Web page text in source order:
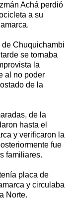
Achá perdió
a su
Chuquichambi
se tornaba
la
al no poder
de la
de la
hasta el
y verificaron la
fue
familiares.
placa de
y circulaba
Norte.